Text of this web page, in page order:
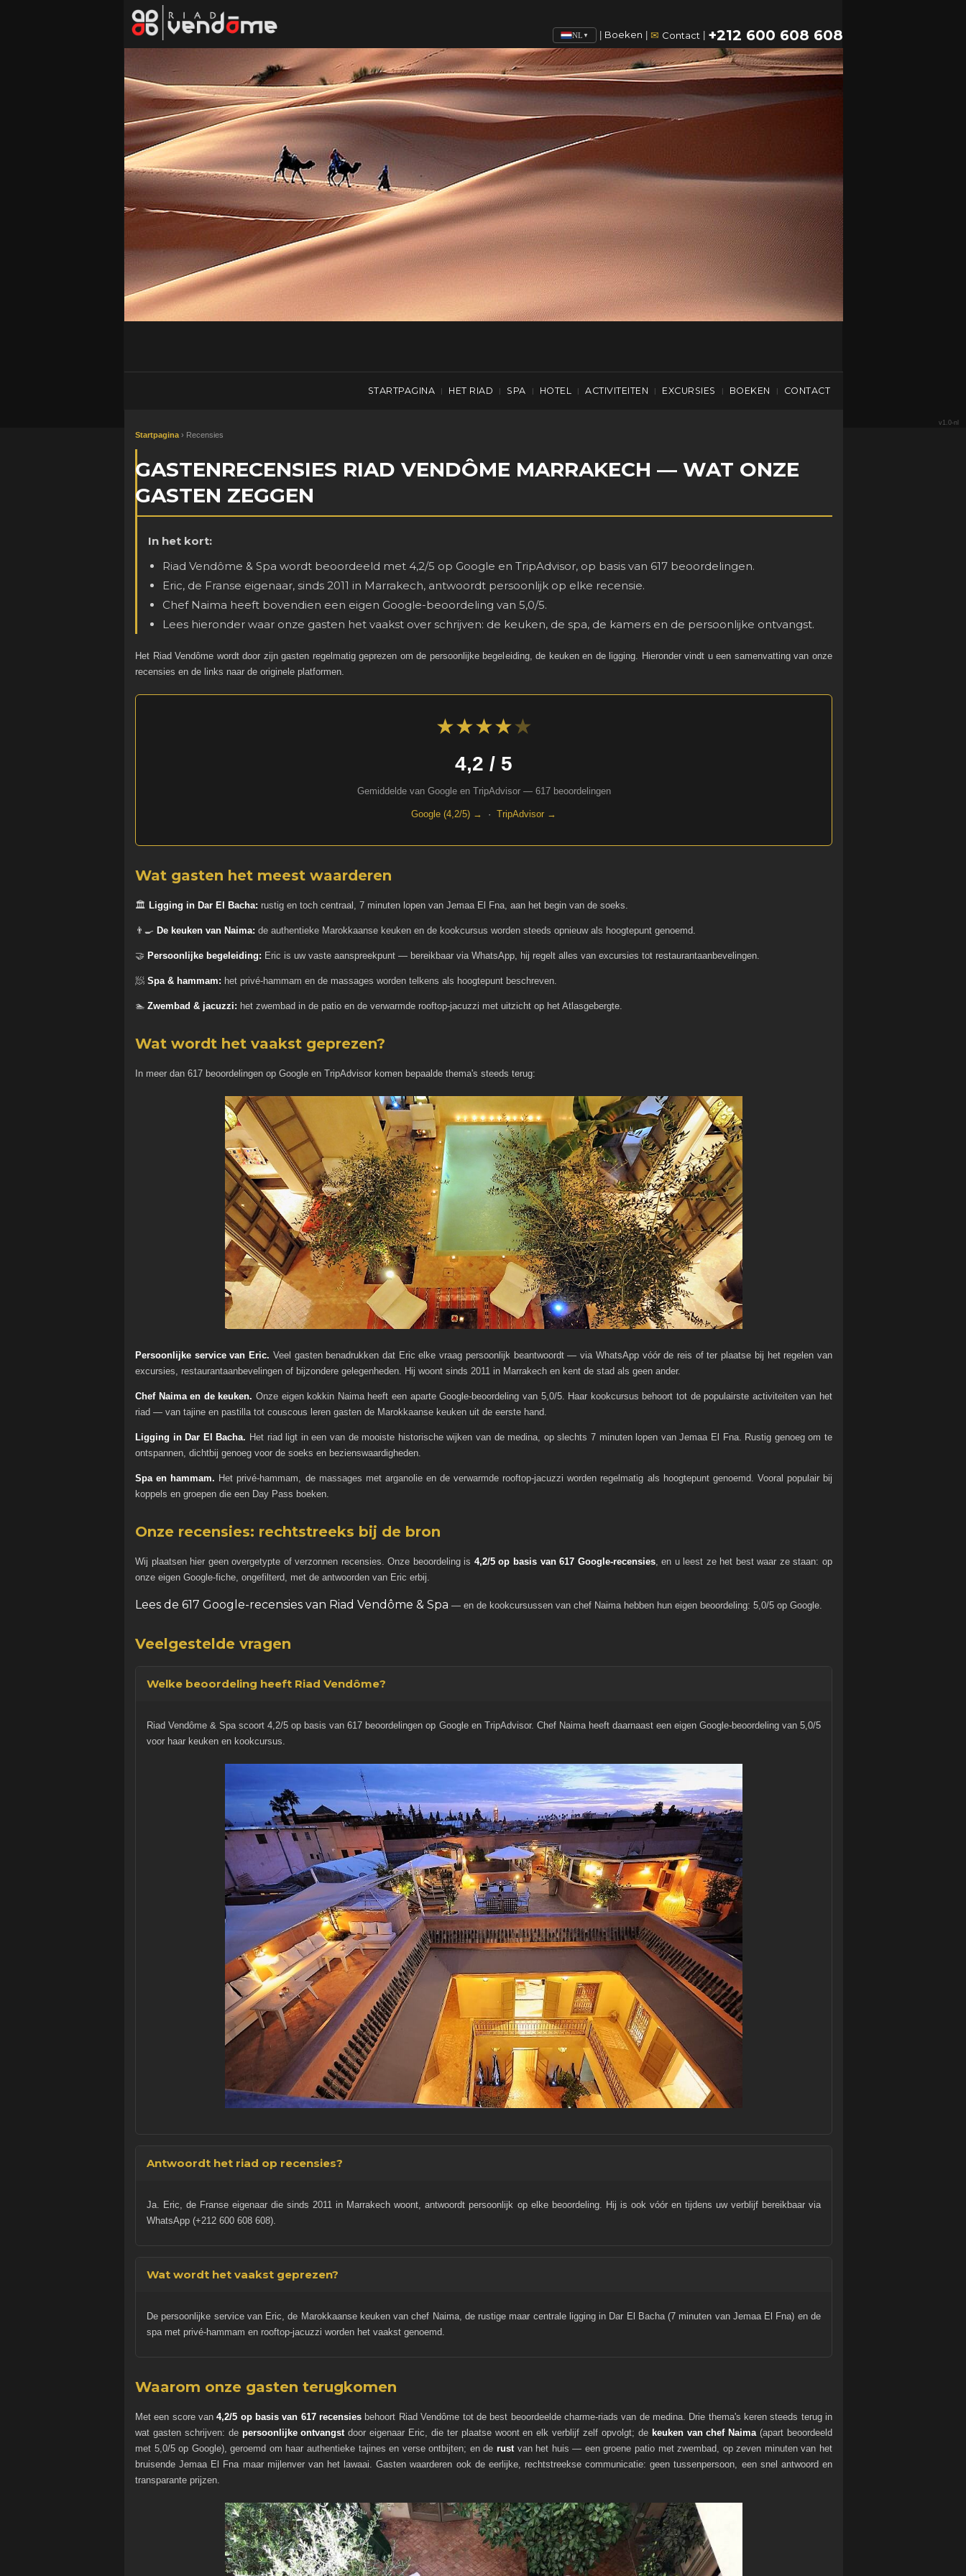
NL ▼ Boeken ✉ Contact +212 600 608 608
STARTPAGINA | HET RIAD | SPA | HOTEL | ACTIVITEITEN | EXCURSIES | BOEKEN | CONTACT
Startpagina › Recensies
GASTENRECENSIES RIAD VENDÔME MARRAKECH — WAT ONZE
GASTEN ZEGGEN
In het kort:
Riad Vendôme & Spa wordt beoordeeld met 4,2/5 op Google en TripAdvisor, op basis van 617 beoordelingen.
Eric, de Franse eigenaar, sinds 2011 in Marrakech, antwoordt persoonlijk op elke recensie.
Chef Naima heeft bovendien een eigen Google-beoordeling van 5,0/5.
Lees hieronder waar onze gasten het vaakst over schrijven: de keuken, de spa, de kamers en de persoonlijke ontvangst.
Het Riad Vendôme wordt door zijn gasten regelmatig geprezen om de persoonlijke begeleiding, de keuken en de ligging. Hieronder vindt u een samenvatting van onze
recensies en de links naar de originele platformen.
★★★★★
4,2 / 5
Gemiddelde van Google en TripAdvisor — 617 beoordelingen
Google (4,2/5) → · TripAdvisor →
Wat gasten het meest waarderen
🏛️ Ligging in Dar El Bacha: rustig en toch centraal, 7 minuten lopen van Jemaa El Fna, aan het begin van de soeks.
👨‍🍳 De keuken van Naima: de authentieke Marokkaanse keuken en de kookcursus worden steeds opnieuw als hoogtepunt genoemd.
🤝 Persoonlijke begeleiding: Eric is uw vaste aanspreekpunt — bereikbaar via WhatsApp, hij regelt alles van excursies tot restaurantaanbevelingen.
🧖 Spa & hammam: het privé-hammam en de massages worden telkens als hoogtepunt beschreven.
🏊 Zwembad & jacuzzi: het zwembad in de patio en de verwarmde rooftop-jacuzzi met uitzicht op het Atlasgebergte.
Wat wordt het vaakst geprezen?
In meer dan 617 beoordelingen op Google en TripAdvisor komen bepaalde thema's steeds terug:
Persoonlijke service van Eric. Veel gasten benadrukken dat Eric elke vraag persoonlijk beantwoordt — via WhatsApp vóór de reis of ter plaatse bij het regelen van
excursies, restaurantaanbevelingen of bijzondere gelegenheden. Hij woont sinds 2011 in Marrakech en kent de stad als geen ander.
Chef Naima en de keuken. Onze eigen kokkin Naima heeft een aparte Google-beoordeling van 5,0/5. Haar kookcursus behoort tot de populairste activiteiten van het
riad — van tajine en pastilla tot couscous leren gasten de Marokkaanse keuken uit de eerste hand.
Ligging in Dar El Bacha. Het riad ligt in een van de mooiste historische wijken van de medina, op slechts 7 minuten lopen van Jemaa El Fna. Rustig genoeg om te
ontspannen, dichtbij genoeg voor de soeks en bezienswaardigheden.
Spa en hammam. Het privé-hammam, de massages met arganolie en de verwarmde rooftop-jacuzzi worden regelmatig als hoogtepunt genoemd. Vooral populair bij
koppels en groepen die een Day Pass boeken.
Onze recensies: rechtstreeks bij de bron
Wij plaatsen hier geen overgetypte of verzonnen recensies. Onze beoordeling is 4,2/5 op basis van 617 Google-recensies, en u leest ze het best waar ze staan: op
onze eigen Google-fiche, ongefilterd, met de antwoorden van Eric erbij.
Lees de 617 Google-recensies van Riad Vendôme & Spa — en de kookcursussen van chef Naima hebben hun eigen beoordeling: 5,0/5 op Google.
Veelgestelde vragen
Welke beoordeling heeft Riad Vendôme?
Riad Vendôme & Spa scoort 4,2/5 op basis van 617 beoordelingen op Google en TripAdvisor. Chef Naima heeft daarnaast een eigen Google-beoordeling van 5,0/5
voor haar keuken en kookcursus.
Antwoordt het riad op recensies?
Ja. Eric, de Franse eigenaar die sinds 2011 in Marrakech woont, antwoordt persoonlijk op elke beoordeling. Hij is ook vóór en tijdens uw verblijf bereikbaar via
WhatsApp (+212 600 608 608).
Wat wordt het vaakst geprezen?
De persoonlijke service van Eric, de Marokkaanse keuken van chef Naima, de rustige maar centrale ligging in Dar El Bacha (7 minuten van Jemaa El Fna) en de
spa met privé-hammam en rooftop-jacuzzi worden het vaakst genoemd.
Waarom onze gasten terugkomen
Met een score van4,2/5 op basis van 617 recensies behoort Riad Vendôme tot de best beoordeelde charme-riads van de medina. Drie thema's keren steeds terug in
wat gasten schrijven: de persoonlijke ontvangstdoor eigenaar Eric, die ter plaatse woont en elk verblijf zelf opvolgt; de keuken van chef Naima(apart beoordeeld
met 5,0/5 op Google), geroemd om haar authentieke tajines en verse ontbijten; en de rustvan het huis — een groene patio met zwembad, op zeven minuten van het
bruisende Jemaa El Fna maar mijlenver van het lawaai. Gasten waarderen ook de eerlijke, rechtstreekse communicatie: geen tussenpersoon, een snel antwoord en
transparante prijzen.
v1.0-nl